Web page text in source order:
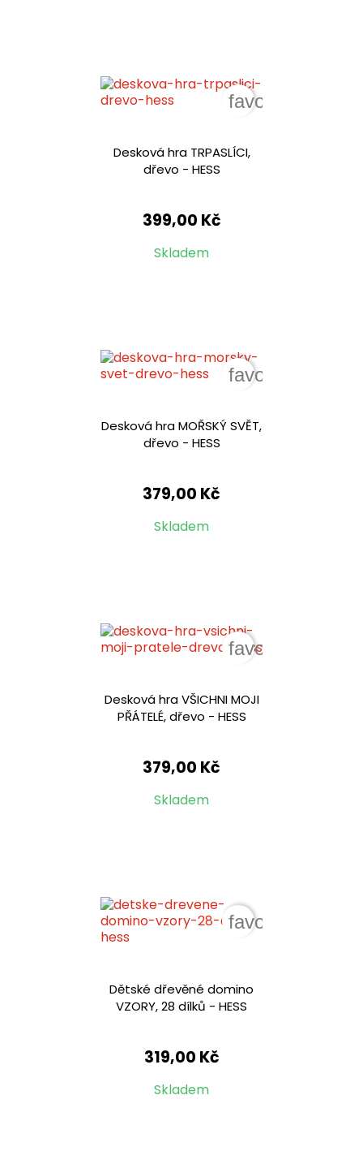
Desková hra TRPASLÍCI,
dřevo - HESS
399,00 Kč
Skladem
favorite_border
Desková hra MOŘSKÝ SVĚT,
dřevo - HESS
379,00 Kč
Skladem
favorite_border
Desková hra VŠICHNI MOJI
PŘÁTELÉ, dřevo - HESS
379,00 Kč
Skladem
favorite_border
Dětské dřevěné domino
VZORY, 28 dílků - HESS
319,00 Kč
Skladem
favorite_border